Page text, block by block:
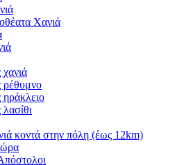
Χανιά
ρέθυμνο
ηράκλειο
κοντά στην πόλη (έως 12km)